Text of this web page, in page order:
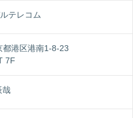
テレコム
港区港南1-8-23
7F
哉